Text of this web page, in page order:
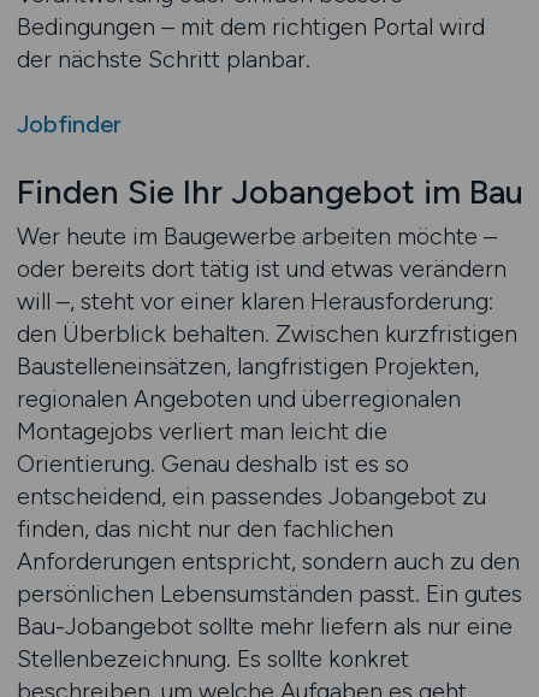
Bedingungen – mit dem richtigen Portal wird
der nächste Schritt planbar.
Jobfinder
Finden Sie Ihr Jobangebot im Bau
Wer heute im Baugewerbe arbeiten möchte –
oder bereits dort tätig ist und etwas verändern
will –, steht vor einer klaren Herausforderung:
den Überblick behalten. Zwischen kurzfristigen
Baustelleneinsätzen, langfristigen Projekten,
regionalen Angeboten und überregionalen
Montagejobs verliert man leicht die
Orientierung. Genau deshalb ist es so
entscheidend, ein passendes Jobangebot zu
finden, das nicht nur den fachlichen
Anforderungen entspricht, sondern auch zu den
persönlichen Lebensumständen passt. Ein gutes
Bau-Jobangebot sollte mehr liefern als nur eine
Stellenbezeichnung. Es sollte konkret
beschreiben, um welche Aufgaben es geht,